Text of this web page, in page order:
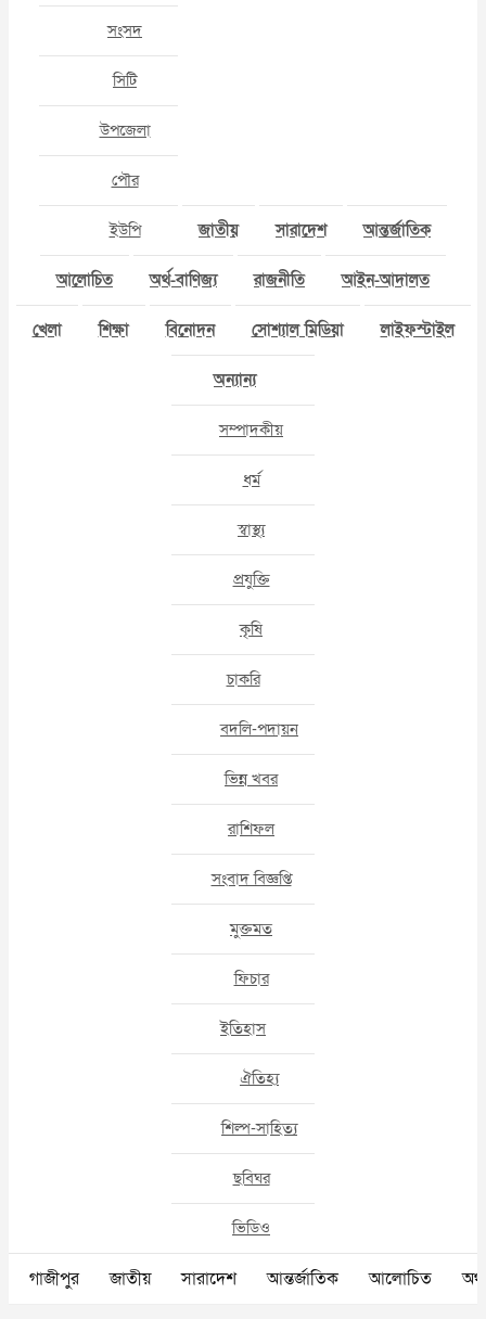
সংসদ
সিটি
উপজেলা
পৌর
ইউপি জাতীয় সারাদেশ আন্তর্জাতিক
আলোচিত অর্থ-বাণিজ্য রাজনীতি আইন-আদালত
খেলা শিক্ষা বিনোদন সোশ্যাল মিডিয়া লাইফস্টাইল
অন্যান্য
সম্পাদকীয়
ধর্ম
স্বাস্থ্য
প্রযুক্তি
কৃষি
চাকরি
বদলি-পদায়ন
ভিন্ন খবর
রাশিফল
সংবাদ বিজ্ঞপ্তি
মুক্তমত
ফিচার
ইতিহাস
ঐতিহ্য
শিল্প-সাহিত্য
ছবিঘর
ভিডিও
গাজীপুর জাতীয় সারাদেশ আন্তর্জাতিক আলোচিত